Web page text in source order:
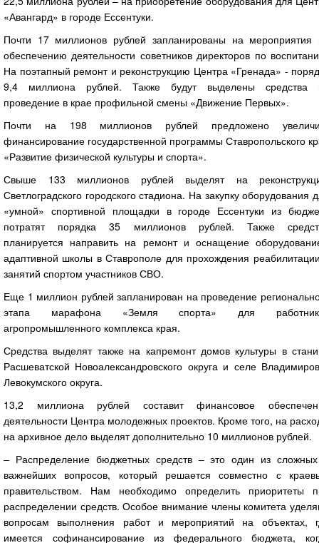
«Авангард» в городе Ессентуки.
Почти 17 миллионов рублей запланированы на мероприятия
обеспечению деятельности советников директоров по
На поэтапный ремонт и реконструкцию Центра «Гренада» -
9,4 миллиона рублей. Также будут выделены средства
проведение в крае профильной смены «Движение Первых».
Почти на 198 миллионов рублей предложено
финансирование государственной программы Ставропольского
«Развитие физической культуры и спорта».
Свыше 133 миллионов рублей выделят на
Светлоградского городского стадиона. На закупку оборудования
«умной» спортивной площадки в городе Ессентуки из
потратят порядка 35 миллионов рублей. Также
планируется направить на ремонт и оснащение
адаптивной школы в Ставрополе для прохождения
занятий спортом участников СВО.
Еще 1 миллион рублей запланирован на проведение
этапа марафона «Земля спорта» для
агропромышленного комплекса края.
Средства выделят также на капремонт домов культуры в
Расшеватской Новоалександровского округа и селе
Левокумского округа.
13,2 миллиона рублей составит финансовое
деятельности Центра молодежных проектов. Кроме того, на
на архивное дело выделят дополнительно 10 миллионов рублей.
– Распределение бюджетных средств – это один из
важнейших вопросов, который решается совместно с
правительством. Нам необходимо определить приоритеты
распределении средств. Особое внимание члены комитета
вопросам выполнения работ и мероприятий на объектах,
имеется софинансирование из федерального бюджета,